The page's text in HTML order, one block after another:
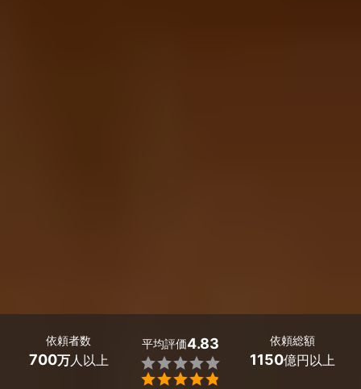
依頼者数
700万人以上
平均評価4.83


依頼総額
1150億円以上